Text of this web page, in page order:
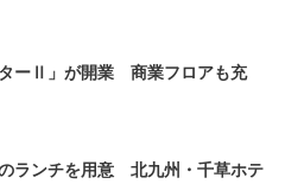
ターⅡ」が開業 商業フロアも充
のランチを用意 北九州・千草ホテ